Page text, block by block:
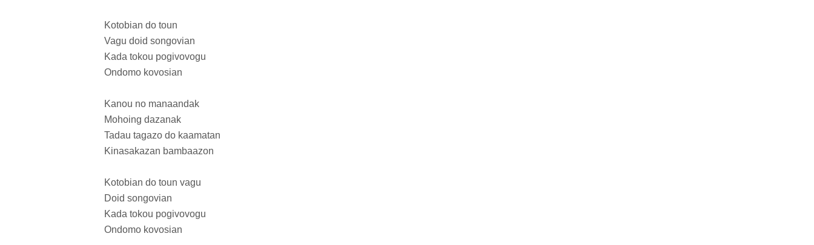
Kotobian do toun
Vagu doid songovian
Kada tokou pogivovogu
Ondomo kovosian
Kanou no manaandak
Mohoing dazanak
Tadau tagazo do kaamatan
Kinasakazan bambaazon
Kotobian do toun vagu
Doid songovian
Kada tokou pogivovogu
Ondomo kovosian